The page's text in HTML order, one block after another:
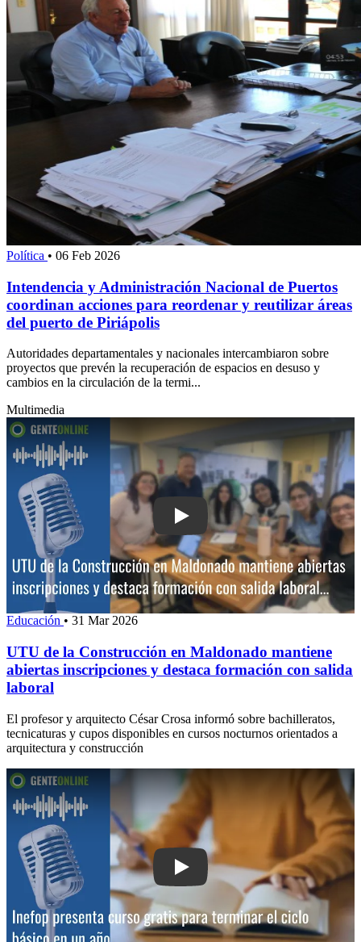
Política • 06 Feb 2026
Intendencia y Administración Nacional de Puertos
coordinan acciones para reordenar y reutilizar áreas
del puerto de Piriápolis
Autoridades departamentales y nacionales intercambiaron sobre
proyectos que prevén la recuperación de espacios en desuso y
cambios en la circulación de la termi...
Multimedia
Play: UTU de la Construcción en
Educación • 31 Mar 2026
UTU de la Construcción en Maldonado mantiene
abiertas inscripciones y destaca formación con salida
laboral
El profesor y arquitecto César Crosa informó sobre bachilleratos,
tecnicaturas y cupos disponibles en cursos nocturnos orientados a
arquitectura y construcción
Play: Inefop presenta curso gratis